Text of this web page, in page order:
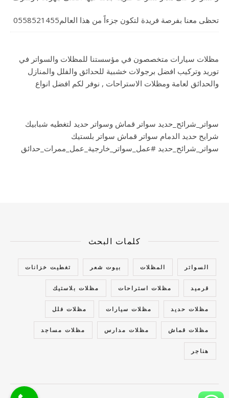
تحظى معنا بفرصة فريدة لتكون جزءاً من هذا العالم0558521455
مظلات سيارات متخصصون في مؤسستنا للمظلات والسواتر في
توريد وتركيب افضل برجولات خشبية للحدائق والفلل والمنازل
والحدائق لعامة ومظلات الاستراحات , نوفر لكم افضل انواع
سواتر_شرائح_حديد سواتر قماش وسواتر حديد لتغطيه شبابيك
شرايح حديد الدمام سواتر قماش سواتر بلستيك
سواتر_شرائح_حديد #عمل_سواتر_خارجية_عمل_ممرات_حدائق
كلمات البحث
السواتر المظلات بيوت شعر تغطيت خزانات
قرميد مظلات استراحات مظلات بلاستيك
مظلات حديد مظلات سيارات مظلات فلل
مظلات قماش مظلات مدارس مظلات مساجد
هناجر